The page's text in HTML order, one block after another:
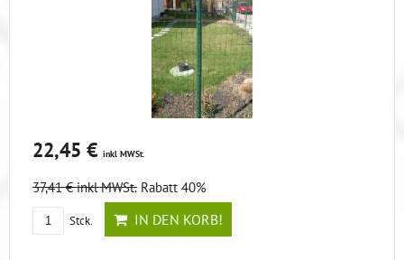
22,45 € inkl MWSt.
37,41 €inkl MWSt. Rabatt 40%
Stck. IN DEN KORB!